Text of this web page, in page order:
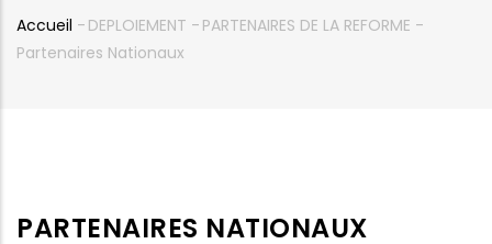
Fil
Accueil - DEPLOIEMENT - PARTENAIRES DE LA REFORME -
Partenaires Nationaux
PARTENAIRES NATIONAUX